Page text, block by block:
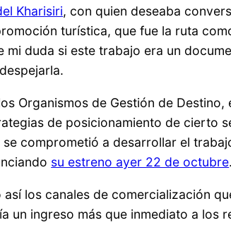
Kharisiri, con quien deseaba
turística, que fue la ruta
mi duda si este trabajo era un
Organismos de Gestión de
de posicionamiento de cierto
comprometió a desarrollar el
su estreno ayer 22 de octubre.
así los canales de comercialización
un ingreso más que inmediato a